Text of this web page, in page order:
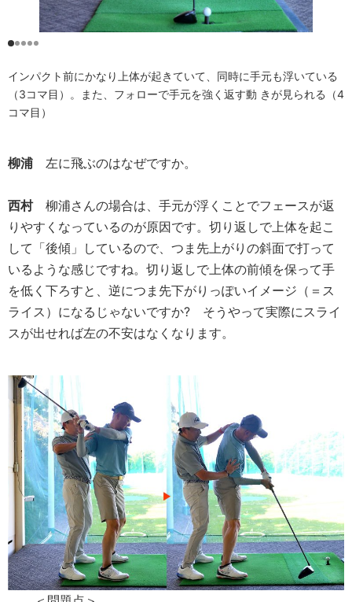
インパクト前にかなり上体が起きていて、同時に手元も浮いている
（3コマ目）。また、フォローで手元を強く返す動 きが見られる（4
コマ目）
柳浦 左に飛ぶのはなぜですか。
西村 柳浦さんの場合は、手元が浮くことでフェースが返
りやすくなっているのが原因です。切り返しで上体を起こ
して「後傾」しているので、つま先上がりの斜面で打って
いるような感じですね。切り返しで上体の前傾を保って手
を低く下ろすと、逆につま先下がりっぽいイメージ（＝ス
ライス）になるじゃないですか? そうやって実際にスライ
スが出せれば左の不安はなくなります。